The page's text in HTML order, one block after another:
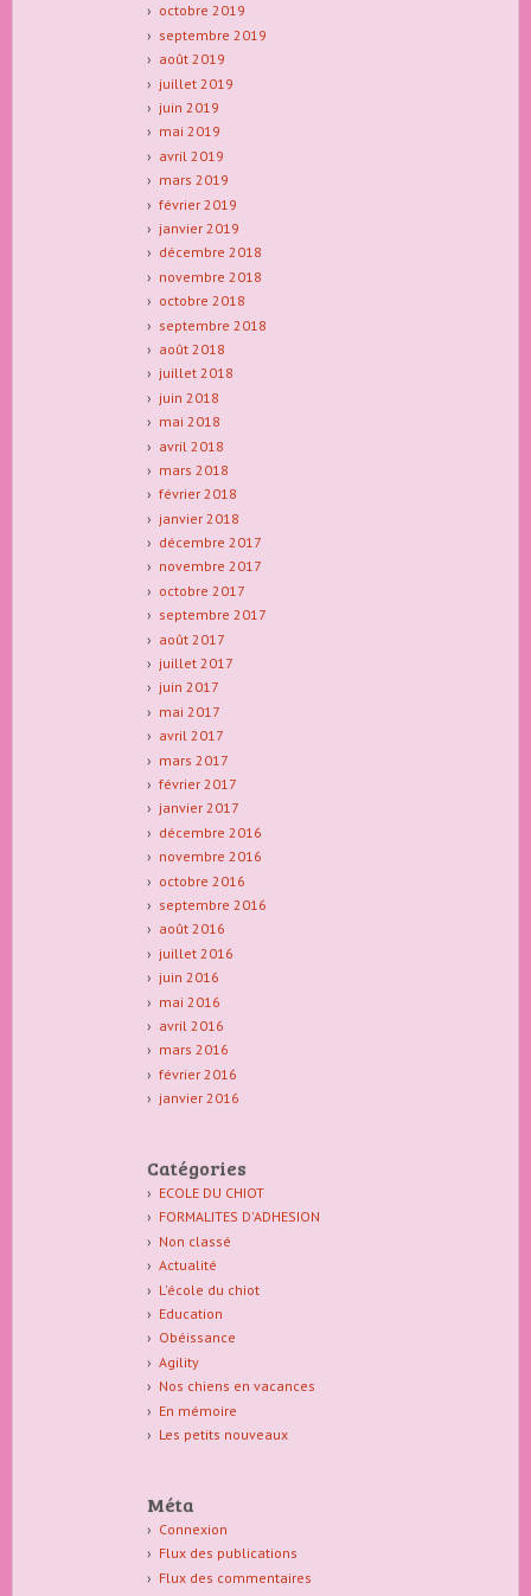
octobre 2019
septembre 2019
août 2019
juillet 2019
juin 2019
mai 2019
avril 2019
mars 2019
février 2019
janvier 2019
décembre 2018
novembre 2018
octobre 2018
septembre 2018
août 2018
juillet 2018
juin 2018
mai 2018
avril 2018
mars 2018
février 2018
janvier 2018
décembre 2017
novembre 2017
octobre 2017
septembre 2017
août 2017
juillet 2017
juin 2017
mai 2017
avril 2017
mars 2017
février 2017
janvier 2017
décembre 2016
novembre 2016
octobre 2016
septembre 2016
août 2016
juillet 2016
juin 2016
mai 2016
avril 2016
mars 2016
février 2016
janvier 2016
Catégories
ECOLE DU CHIOT
FORMALITES D'ADHESION
Non classé
Actualité
L'école du chiot
Education
Obéissance
Agility
Nos chiens en vacances
En mémoire
Les petits nouveaux
Méta
Connexion
Flux des publications
Flux des commentaires